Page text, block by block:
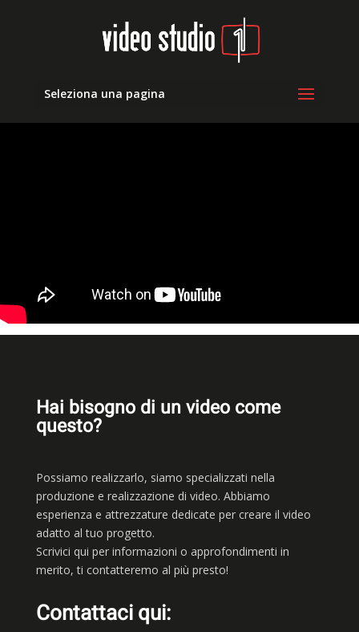
Seleziona una pagina
Hai bisogno di un video come
questo?
Possiamo realizzarlo, siamo specializzati nella
produzione e realizzazione di video. Abbiamo
esperienza e attrezzature dedicate per creare il video
adatto al tuo progetto.
Scrivici qui per informazioni o approfondimenti in
merito, ti contatteremo al più presto!
Contattaci qui: